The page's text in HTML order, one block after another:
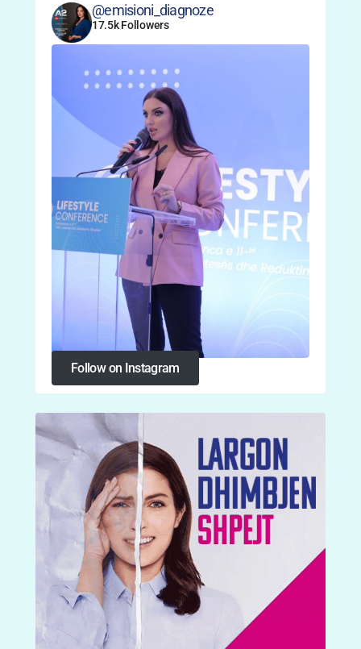
@emisioni_diagnoze
17.5k Followers
Follow on Instagram
Follow on Instagram